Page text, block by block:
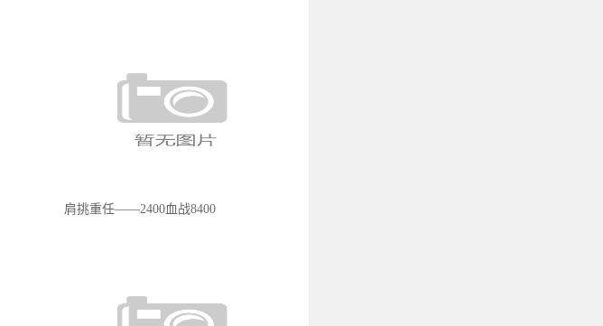
肩挑重任——2400血战8400